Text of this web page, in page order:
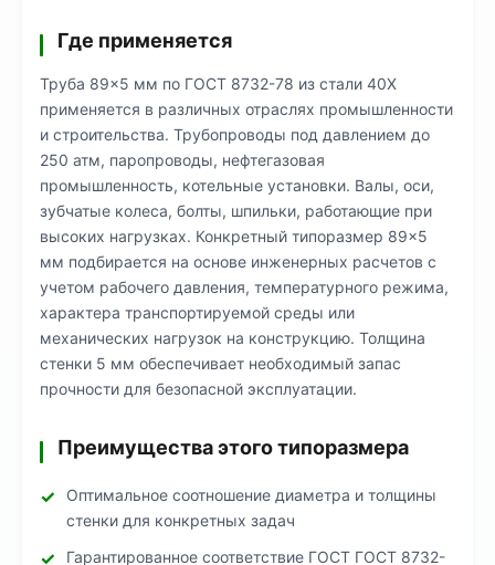
Где применяется
Труба 89×5 мм по ГОСТ 8732-78 из стали 40Х
применяется в различных отраслях промышленности
и строительства. Трубопроводы под давлением до
250 атм, паропроводы, нефтегазовая
промышленность, котельные установки. Валы, оси,
зубчатые колеса, болты, шпильки, работающие при
высоких нагрузках. Конкретный типоразмер 89×5
мм подбирается на основе инженерных расчетов с
учетом рабочего давления, температурного режима,
характера транспортируемой среды или
механических нагрузок на конструкцию. Толщина
стенки 5 мм обеспечивает необходимый запас
прочности для безопасной эксплуатации.
Преимущества этого типоразмера
Оптимальное соотношение диаметра и толщины
стенки для конкретных задач
Гарантированное соответствие ГОСТ ГОСТ 8732-